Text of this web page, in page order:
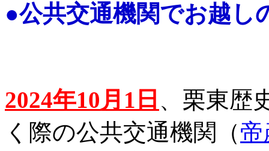
●公共交通機関でお越し
2024年10月1日 、栗東歴
く際の公共交通機関（